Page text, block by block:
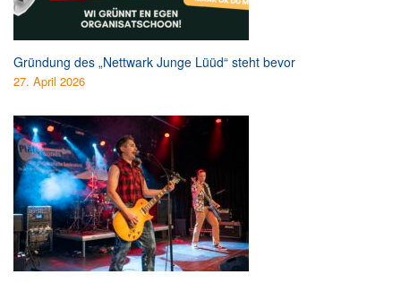
Gründung des „Nettwark Junge Lüüd“ steht bevor
27. April 2026